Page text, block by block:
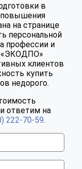
в
повышения
на странице
персональной
профессии и
«ЭКОДПО»
клиентов
купить
недорого.
ответим на
222-70-59.